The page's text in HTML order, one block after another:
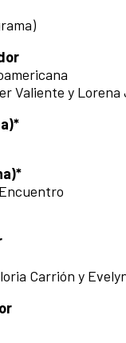
Valiente y Lorena
Carrión y